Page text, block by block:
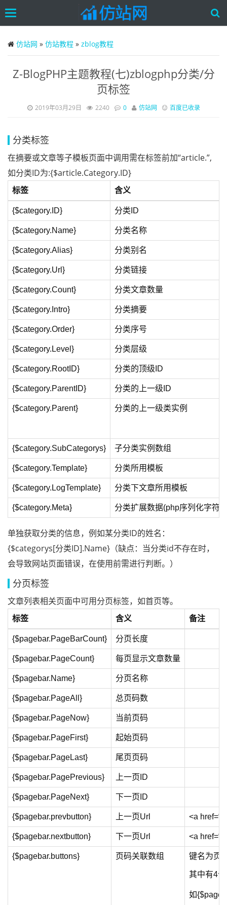
to
main
Toggle
仿站网 » 仿站教程 » zblog教程
Z-BlogPHP主题教程(七)zblogphp分类/分
页标签
2019年03月29日 2240 0 仿站网 百度已收录
分类标签
在摘要或文章等子模板页面中调用需在标签前加“article.”,
如分类ID为:{$article.Category.ID}
标签 含义
{$category.ID} 分类ID
{$category.Name} 分类名称
{$category.Alias} 分类别名
{$category.Url} 分类链接
{$category.Count} 分类文章数量
{$category.Intro} 分类摘要
{$category.Order} 分类序号
{$category.Level} 分类层级
{$category.RootID} 分类的顶级ID
{$category.ParentID} 分类的上一级ID
{$category.Parent} 分类的上一级类实例
{$category.SubCategorys} 子分类实例数组
{$category.Template} 分类所用模板
{$category.LogTemplate} 分类下文章所用模板
{$category.Meta} 分类扩展数据(php序列化字符
单独获取分类的信息，例如某分类ID的姓名：
{$categorys[分类ID].Name}（缺点：当分类id不存在时，
会导致网站页面错误，在使用前需进行判断。）
分页标签
文章列表相关页面中可用分页标签，如首页等。
标签 含义 备注
{$pagebar.PageBarCount} 分页长度
{$pagebar.PageCount} 每页显示文章数量
{$pagebar.Name} 分页名称
{$pagebar.PageAll} 总页码数
{$pagebar.PageNow} 当前页码
{$pagebar.PageFirst} 起始页码
{$pagebar.PageLast} 尾页页码
{$pagebar.PagePrevious} 上一页ID
{$pagebar.PageNext} 下一页ID
{$pagebar.prevbutton} 上一页Url <a
{$pagebar.nextbutton} 下一页Url <a
{$pagebar.buttons} 页码关联数组 键名为页
其中有4个
如